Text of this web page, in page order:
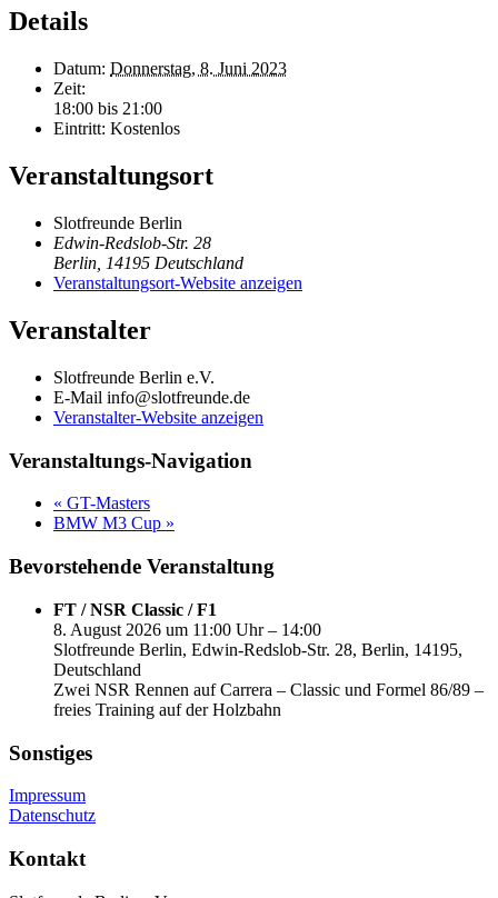
Details
Datum: Donnerstag, 8. Juni 2023
Zeit:
18:00 bis 21:00
Eintritt: Kostenlos
Veranstaltungsort
Slotfreunde Berlin
Edwin-Redslob-Str. 28
Berlin 14195 Deutschland
Veranstaltungsort-Website anzeigen
Veranstalter
Slotfreunde Berlin e.V.
E-Mail info@slotfreunde.de
Veranstalter-Website anzeigen
Veranstaltungs-Navigation
« GT-Masters
BMW M3 Cup »
Bevorstehende Veranstaltung
FT / NSR Classic / F1
8. August 2026 um 11:00 Uhr – 14:00
Slotfreunde Berlin, Edwin-Redslob-Str. 28, Berlin, 14195,
Deutschland
Zwei NSR Rennen auf Carrera – Classic und Formel 86/89 –
freies Training auf der Holzbahn
Sonstiges
Impressum
Datenschutz
Kontakt